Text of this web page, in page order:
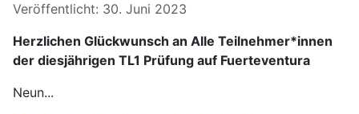
Veröffentlicht: 30. Juni 2023
Herzlichen Glückwunsch an Alle Teilnehmer*innen
der diesjährigen TL1 Prüfung auf Fuerteventura
Neun...